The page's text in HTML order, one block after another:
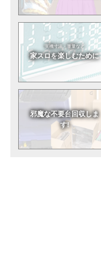
実機寸法・重量など
家スロを楽しむために
邪魔な不要台回収しま
す!